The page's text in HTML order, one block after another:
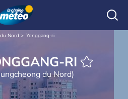
Nord Yonggang-ri
YONGGANG-RI
du Nord)